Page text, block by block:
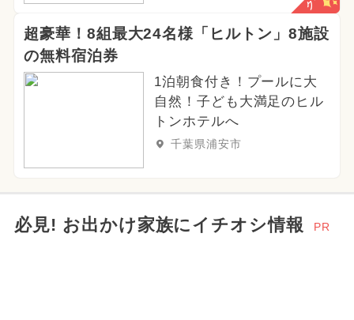
超豪華！8組最大24名様「ヒルトン」8施設
の無料宿泊券
1泊朝食付き！プールに大
自然！子ども大満足のヒル
トンホテルへ
千葉県浦安市
必見! お出かけ家族にイチオシ情報 PR